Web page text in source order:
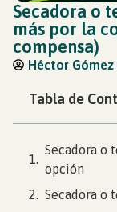
Secadora o
más por la
compensa)
Héctor
Tabla de
Secadora o
opción
Secadora o